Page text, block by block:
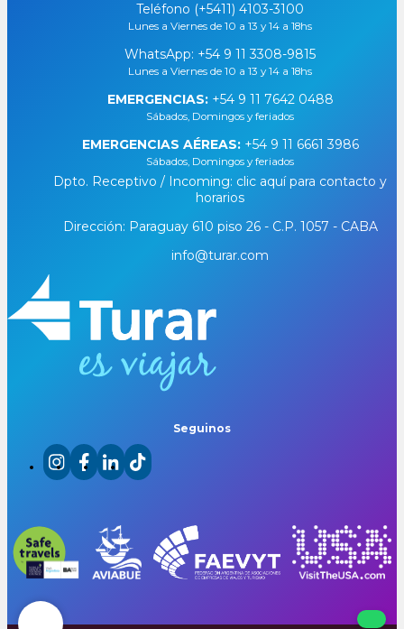
Teléfono (+5411) 4103-3100
Lunes a Viernes de 10 a 13 y 14 a 18hs
WhatsApp: +54 9 11 3308-9815
Lunes a Viernes de 10 a 13 y 14 a 18hs
EMERGENCIAS: +54 9 11 7642 0488
Sábados, Domingos y feriados
EMERGENCIAS AÉREAS: +54 9 11 6661 3986
Sábados, Domingos y feriados
Dpto. Receptivo / Incoming: clic aquí para contacto y
horarios
Dirección: Paraguay 610 piso 26 - C.P. 1057 - CABA
info@turar.com
Seguinos